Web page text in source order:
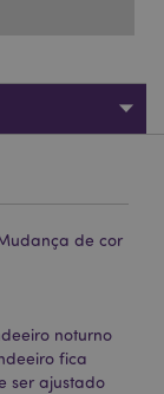
de cor
noturno
fica
ser ajustado